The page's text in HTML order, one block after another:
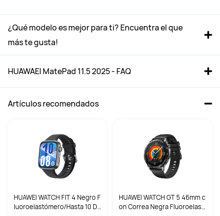
¿Qué modelo es mejor para ti? Encuentra el que
más te gusta!
HUAWEI MatePad 11.5 Gris
Español Latinoamericano
Desde 369,00 €
PVPR: 399,00 €
Comprar
HUAWEI MatePad Pro 12.2
12GB + 512GB Gold
Desde 699,00 €
PVPR:999,00 €
Comprar
HUAWAEI MatePad 11.5 2025 - FAQ
Artículos recomendados
HUAWEI WATCH FIT 4 Negro F
luoroelastómero/Hasta 10 Dí
HUAWEI WATCH GT 5 46mm c
on Correa Negra Fluoroelast